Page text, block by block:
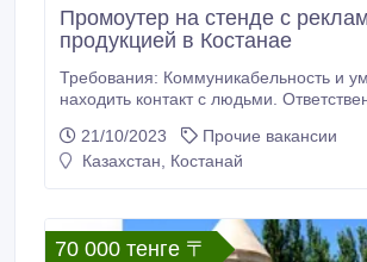
Промоутер на стенде с
продукцией в Костанае
Требования: Коммуникабельность и
находить контакт с людьми. Ответственность и
Готовность освоить информацию о
Способность работать в команде.
Обязанности: Активное привлечение
посетителей.
21/10/2023
Прочие вакансии
Казахстан, Костанай
70 000 тенге 〒